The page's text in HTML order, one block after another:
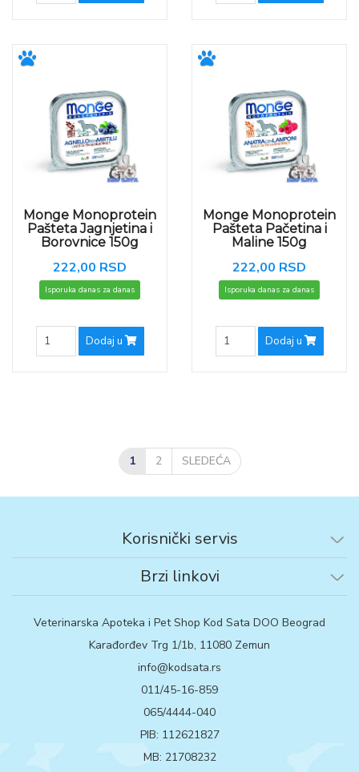
Monge Monoprotein
Pašteta Jagnjetina i
Borovnice 150g
222,00 RSD
Isporuka danas za danas
Dodaj u
Monge Monoprotein
Pašteta Pačetina i
Maline 150g
222,00 RSD
Isporuka danas za danas
Dodaj u
1 2 SLEDEĆA
Korisnički servis
Brzi linkovi
Veterinarska Apoteka i Pet Shop Kod Sata DOO Beograd
Karađorđev Trg 1/1b, 11080 Zemun
info@kodsata.rs
011/45-16-859
065/4444-040
PIB: 112621827
MB: 21708232